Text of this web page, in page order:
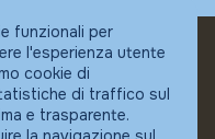
funzionali per
l'esperienza utente
cookie di
di traffico sul
e trasparente.